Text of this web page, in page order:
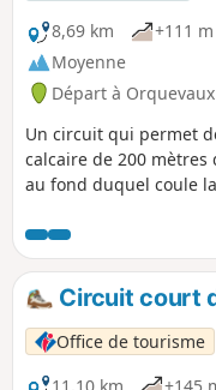
8,69 km
+111 m
Moyenne
Départ à
Un circuit qui permet
calcaire de 200
au fond duquel coule
pouvez admirer la
une grille métallique.
quelques difficultés
Circuit court
Office de tourisme